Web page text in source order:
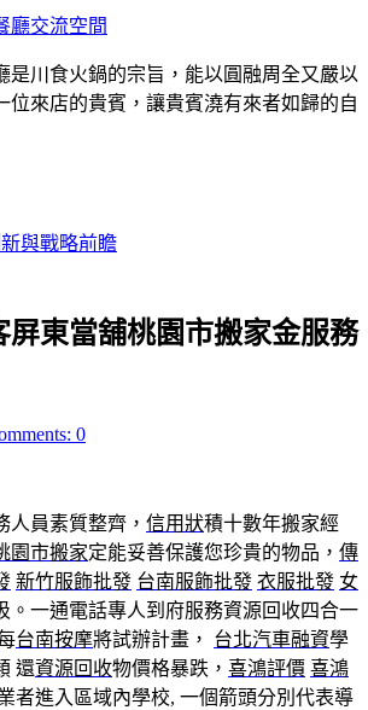
廳交流空間
是川食火鍋的宗旨，能以圓融周全又嚴以
位來店的貴賓，讓貴賓澆有來者如歸的自
與戰略前瞻
屏東當舖桃園市搬家金服務
0
人員素質整齊， 信用狀積十數年搬家經
園市搬家定能妥善保護您珍貴的物品， 傳
新竹服飾批發 台南服飾批發 衣服批發 女
。一通電話專人到府服務資源回收四合一
台南按摩將試辦計畫， 台北汽車融資學
還資源回收物價格暴跌， 喜鴻評價 喜鴻
者進入區域內學校, 一個箭頭分別代表導